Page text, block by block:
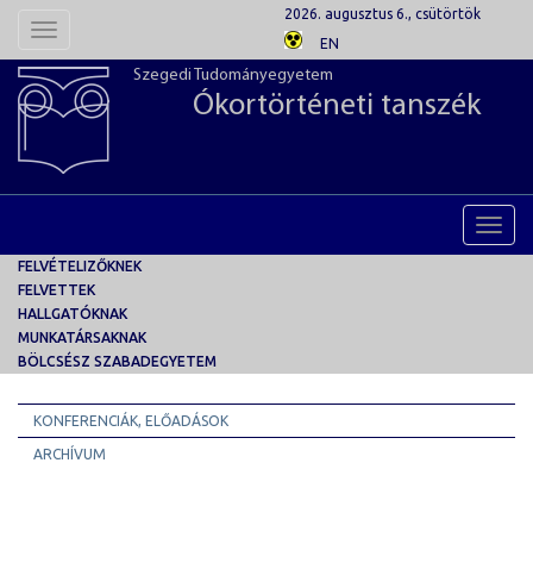
Toggle
2026. augusztus 6., csütörtök
EN
Szegedi Tudományegyetem
Ókortörténeti tanszék
FELVÉTELIZŐKNEK
FELVETTEK
HALLGATÓKNAK
MUNKATÁRSAKNAK
BÖLCSÉSZ SZABADEGYETEM
KONFERENCIÁK, ELŐADÁSOK
ARCHÍVUM